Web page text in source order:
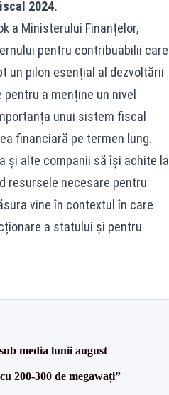
2024.
a Ministerului Finanțelor,
pentru contribuabilii care
un pilon esențial al dezvoltării
a menține un nivel
unui sistem fiscal
financiară pe termen lung.
și alte companii să își achite la
resursele necesare pentru
vine în contextul în care
a statului și pentru
media lunii august
200-300 de megawați”